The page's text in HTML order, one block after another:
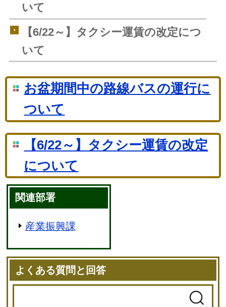
いて
【6/22～】タクシー運賃の改定につ
いて
お盆期間中の路線バスの運行に
ついて
【6/22～】タクシー運賃の改定
について
関連部署
産業振興課
よくある質問と回答